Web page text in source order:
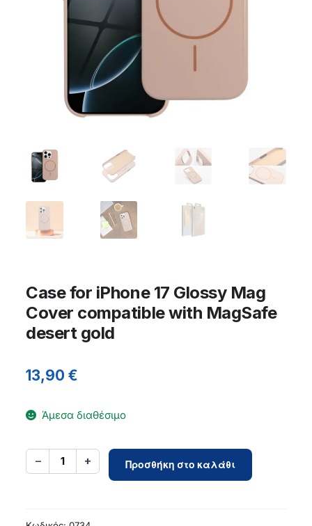
Case for iPhone 17 Glossy Mag
Cover compatible with MagSafe
desert gold
13,90€
Άμεσα διαθέσιμο
− 1 +
Case
for
Προσθήκη στο καλάθι